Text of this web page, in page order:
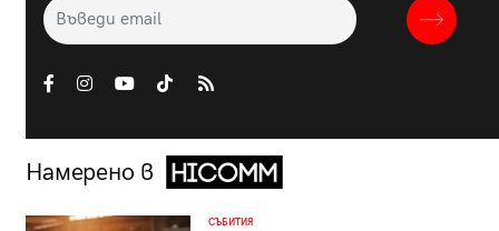
Намерено в
СЪБИТИЯ